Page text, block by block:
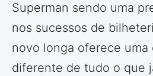
Superman sendo uma
nos sucessos de
novo longa oferece uma
diferente de tudo o que